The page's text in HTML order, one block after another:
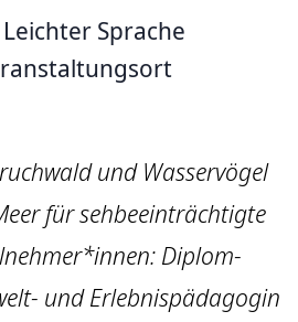
Sprache
und Wasservögel
für sehbeeinträchtigte
Diplom-
und Erlebnispädagogin